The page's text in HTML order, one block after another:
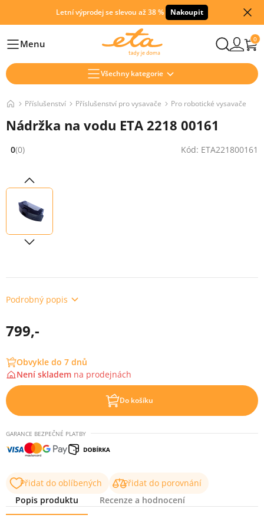
Letní výprodej se slevou až 38 % Nakoupit
HlavníMenu 0
Všechny kategorie
Příslušenství Příslušenství pro vysavače Pro robotické vysavače
Nádržka na vodu ETA 2218 00161
Hodnocení: 0 z 5 (0 recenzí)
0(0) Kód: ETA221800161
Podrobný popis
799,-
Obvykle do 7 dnů
Není skladem na prodejnách
Do košíku
GARANCE BEZPEČNÉ PLATBY
Přidat do oblíbených
Přidat do porovnání
Popis produktu
Recenze a hodnocení